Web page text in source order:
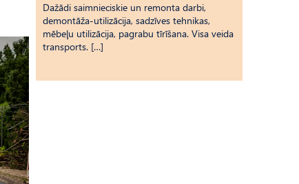
Dažādi saimnieciskie un remonta darbi,
demontāža-utilizācija, sadzīves tehnikas,
mēbeļu utilizācija, pagrabu tīrīšana. Visa veida
transports. […]